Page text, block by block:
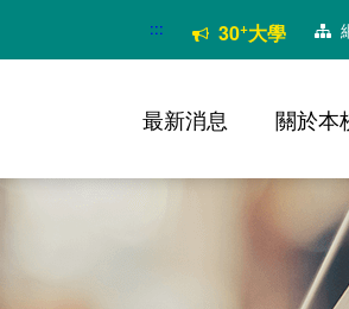
::: 30+大學
最新消息 關於本